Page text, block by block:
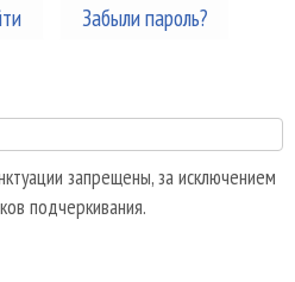
Забыли пароль?
запрещены, за исключением
подчеркивания.